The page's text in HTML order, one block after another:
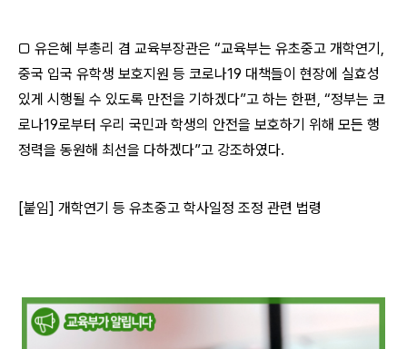
□ 유은혜 부총리 겸 교육부장관은 “교육부는 유초중고 개학연기,
중국 입국 유학생 보호지원 등 코로나19 대책들이 현장에 실효성
있게 시행될 수 있도록 만전을 기하겠다”고 하는 한편, “정부는 코
로나19로부터 우리 국민과 학생의 안전을 보호하기 위해 모든 행
정력을 동원해 최선을 다하겠다”고 강조하였다.
[붙임] 개학연기 등 유초중고 학사일정 조정 관련 법령